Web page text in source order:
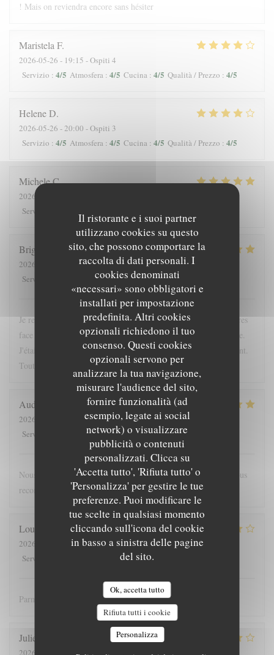
Il ristorante e i suoi partner
utilizzano cookies su questo
sito, che possono comportare la
raccolta di dati personali. I
cookies denominati
«necessari» sono obbligatori e
installati per impostazione
predefinita. Altri cookies
opzionali richiedono il tuo
consenso. Questi cookies
opzionali servono per
analizzare la tua navigazione,
misurare l'audience del sito,
fornire funzionalità (ad
esempio, legate ai social
network) o visualizzare
pubblicità o contenuti
personalizzati. Clicca su
'Accetta tutto', 'Rifiuta tutto' o
'Personalizza' per gestire le tue
preferenze. Puoi modificare le
tue scelte in qualsiasi momento
cliccando sull'icona del cookie
in basso a sinistra delle pagine
del sito.
Ok, accetta tutto
Rifiuta tutti i cookie
Personalizza
! Mais on reviendra encore sans hésiter
Maristela F
2026-05-26 - 19:15 - Ospiti 4
Servizio : 4/5 Atmosfera : 4/5 Cucina : 4/5 Qualità / Prezzo : 4/5
HeleneD
2026-05-26 - 20:00 - Ospiti 3
Servizio : 4/5 Atmosfera : 4/5 Cucina : 4/5 Qualità / Prezzo : 4/5
MicheleC
2026-05-28
Servizio
Brigitte
2026-04-24
- 12:15 - Ospiti 2
Servizio
Atmosfera:5/5 Cucina:5/5 Qualità / Prezzo
Je recommande cette adresse; très bien située, à l'ombre des arbres
face à l'entrée du chateau. La proposition du jour était excellente.
J'étais accompagnée d'une enfant; elle a été servie très rapidement.
Tout était bon. La crêpe dessert du jour originale
Audrey
2026-05-16
- 19:45 - Ospiti 4
Servizio
Atmosfera:5/5 Cucina:5/5 Qualità / Prezzo
Nous nous sommes régalés, joli restaurant, bonne ambiance. Nous
recommandons !
Louis
2026-05-25
- 12:30 - Ospiti 3
Servizio
/5 Cucina:
Parmis les meilleures crèpes de Versailles!
Julieb
2026-05-24
- 19:00 - Ospiti 2